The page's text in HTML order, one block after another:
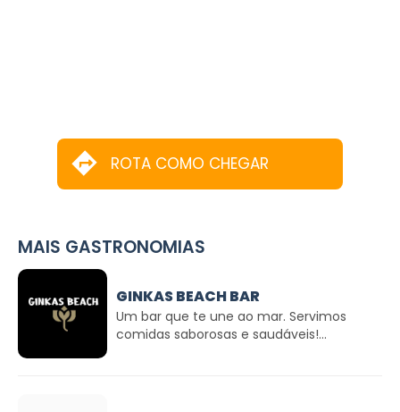
ROTA COMO CHEGAR
MAIS GASTRONOMIAS
GINKAS BEACH BAR
Um bar que te une ao mar. Servimos
comidas saborosas e saudáveis!...